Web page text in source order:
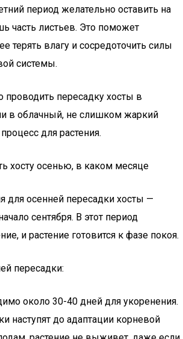
период желательно оставить на
часть листьев. Это поможет
терять влагу и сосредоточить силы
системы.
пересадку хосты в
в облачный, не слишком жаркий
для растения.
хосту осенью, в каком месяце
для осенней пересадки хосты —
сентября. В этот период
и растение готовится к фазе покоя.
пересадки:
около 30-40 дней для укоренения.
наступят до адаптации корневой